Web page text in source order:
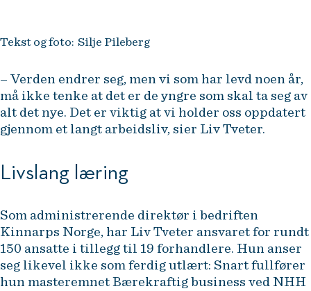
Tekst og foto: Silje Pileberg
– Verden endrer seg, men vi som har levd noen år,
må ikke tenke at det er de yngre som skal ta seg av
alt det nye. Det er viktig at vi holder oss oppdatert
gjennom et langt arbeidsliv, sier Liv Tveter.
Livslang læring
Som administrerende direktør i bedriften
Kinnarps Norge, har Liv Tveter ansvaret for rundt
150 ansatte i tillegg til 19 forhandlere. Hun anser
seg likevel ikke som ferdig utlært: Snart fullfører
hun masteremnet Bærekraftig business ved NHH